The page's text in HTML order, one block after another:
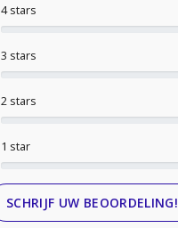
1 star
2 stars
3 stars
4 stars
SCHRIJF UW BEOORDELING!